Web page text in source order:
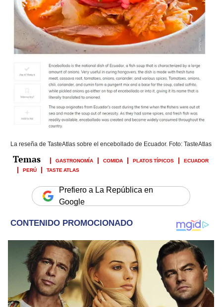
La reseña de TasteAtlas sobre el encebollado de Ecuador. Foto: TasteAtlas
GASTRONOMÍA COMIDA PLATOS TÍPICOS
ECUADOR
PERÚ
TASTE ATLAS
Prefiero a La República en
Google